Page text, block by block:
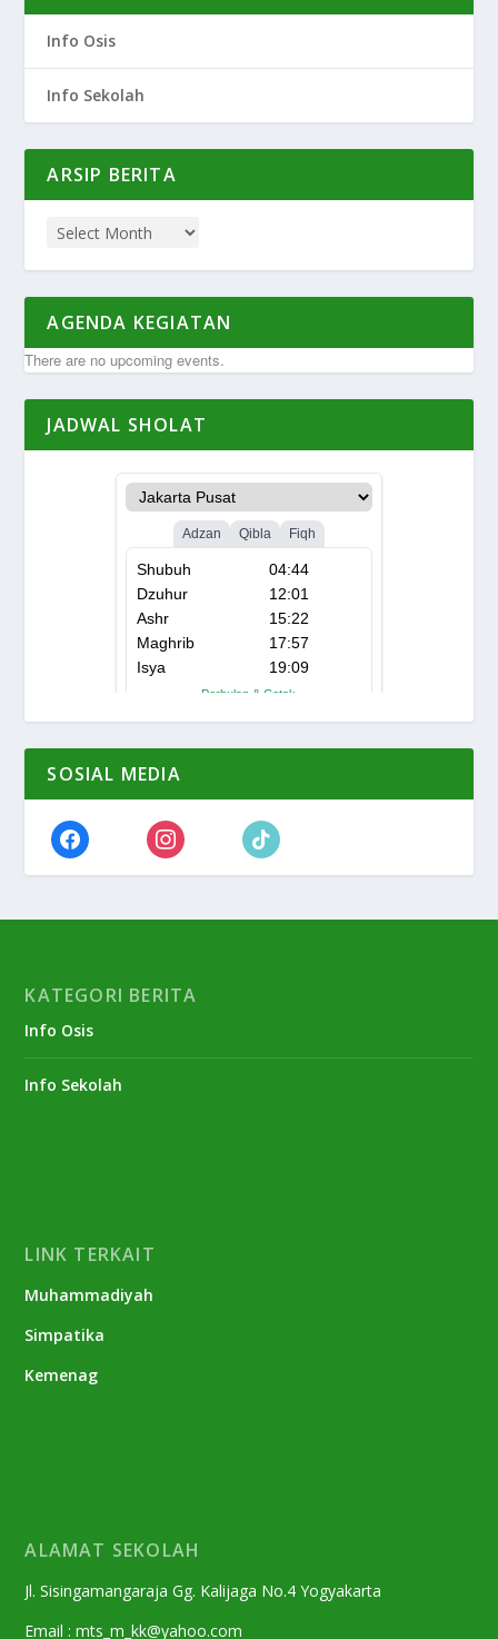
Info Osis
Info Sekolah
ARSIP BERITA
AGENDA KEGIATAN
There are no upcoming events.
JADWAL SHOLAT
SOSIAL MEDIA
KATEGORI BERITA
Info Osis
Info Sekolah
LINK TERKAIT
Muhammadiyah
Simpatika
Kemenag
ALAMAT SEKOLAH
Jl. Sisingamangaraja Gg. Kalijaga No.4 Yogyakarta
Email : mts_m_kk@yahoo.com